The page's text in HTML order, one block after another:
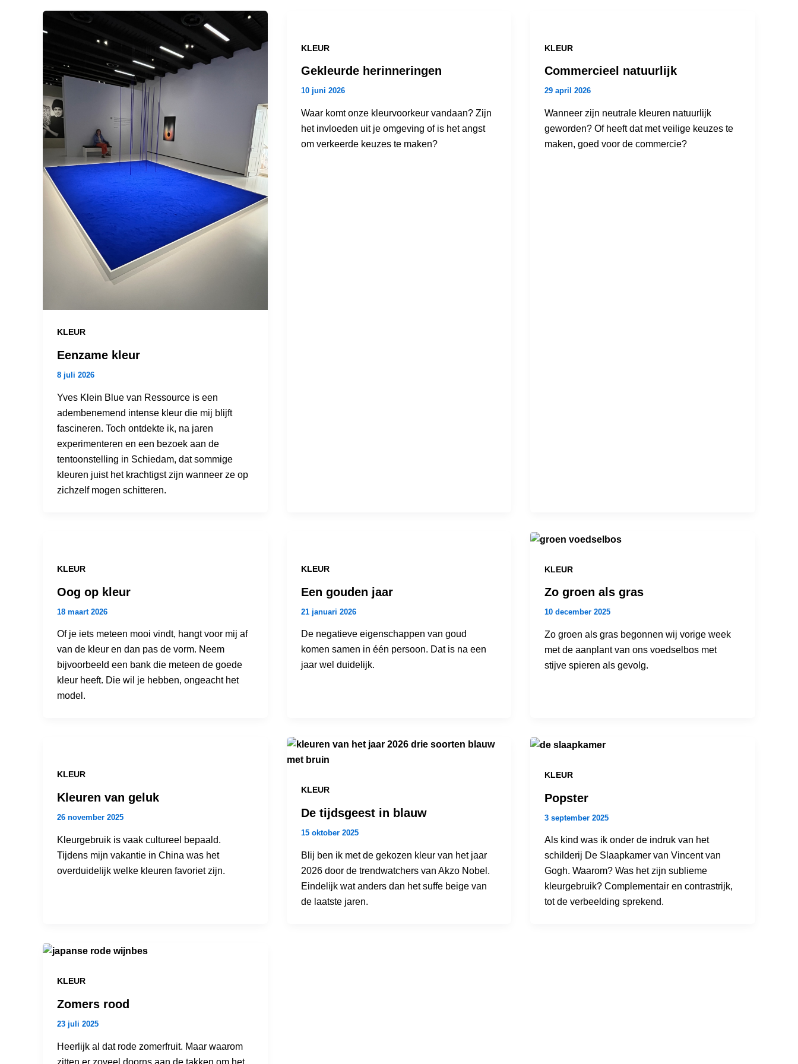
KLEUR
Eenzame kleur
8 juli 2026
Yves Klein Blue van Ressource is een
adembenemend intense kleur die mij blijft
fascineren. Toch ontdekte ik, na jaren
experimenteren en een bezoek aan de
tentoonstelling in Schiedam, dat sommige
kleuren juist het krachtigst zijn wanneer ze op
zichzelf mogen schitteren.
KLEUR
Gekleurde herinneringen
10 juni 2026
Waar komt onze kleurvoorkeur vandaan? Zijn
het invloeden uit je omgeving of is het angst
om verkeerde keuzes te maken?
KLEUR
Commercieel natuurlijk
29 april 2026
Wanneer zijn neutrale kleuren natuurlijk
geworden? Of heeft dat met veilige keuzes te
maken, goed voor de commercie?
KLEUR
Oog op kleur
18 maart 2026
Of je iets meteen mooi vindt, hangt voor mij af
van de kleur en dan pas de vorm. Neem
bijvoorbeeld een bank die meteen de goede
kleur heeft. Die wil je hebben, ongeacht het
model.
KLEUR
Een gouden jaar
21 januari 2026
De negatieve eigenschappen van goud
komen samen in één persoon. Dat is na een
jaar wel duidelijk.
KLEUR
Zo groen als gras
10 december 2025
Zo groen als gras begonnen wij vorige week
met de aanplant van ons voedselbos met
stijve spieren als gevolg.
KLEUR
Kleuren van geluk
26 november 2025
Kleurgebruik is vaak cultureel bepaald.
Tijdens mijn vakantie in China was het
overduidelijk welke kleuren favoriet zijn.
KLEUR
De tijdsgeest in blauw
15 oktober 2025
Blij ben ik met de gekozen kleur van het jaar
2026 door de trendwatchers van Akzo Nobel.
Eindelijk wat anders dan het suffe beige van
de laatste jaren.
KLEUR
Popster
3 september 2025
Als kind was ik onder de indruk van het
schilderij De Slaapkamer van Vincent van
Gogh. Waarom? Was het zijn sublieme
kleurgebruik? Complementair en contrastrijk,
tot de verbeelding sprekend.
KLEUR
Zomers rood
23 juli 2025
Heerlijk al dat rode zomerfruit. Maar waarom
zitten er zoveel doorns aan de takken om het